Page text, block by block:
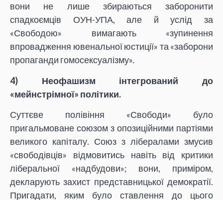
вони не лише збираються заборонити
спадкоємців ОУН-УПА, але й услід за
«Свободою» вимагають «зупинення
впровадження ювенальної юстиції» та «заборони
пропаганди гомосексуалізму».
4) Неофашизм інтегрований до
«мейнстрімної» політики.
Суттєве полівіння «Свободи» було
пригальмоване союзом з опозиційними партіями
великого капіталу. Союз з лібералами змусив
«свободівців» відмовитись навіть від критики
ліберальної «надбудови»; вони, приміром,
декларують захист представницької демократії.
Пригадати, яким було ставлення до цього